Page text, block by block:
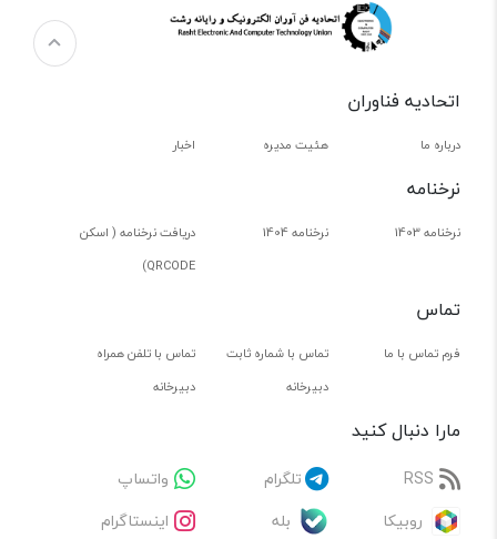
اتحادیه فناوران
درباره ما هئیت مدیره اخبار
نرخنامه
نرخنامه 1403 نرخنامه 1404
دریافت نرخنامه ( اسکن
QRCODE)
تماس
فرم تماس با ما
تماس با شماره ثابت
دبیرخانه
تماس با تلفن همراه
دبیرخانه
مارا دنبال کنید
RSS تلگرام
واتساپ
روبیکا
بله اینستاگرام